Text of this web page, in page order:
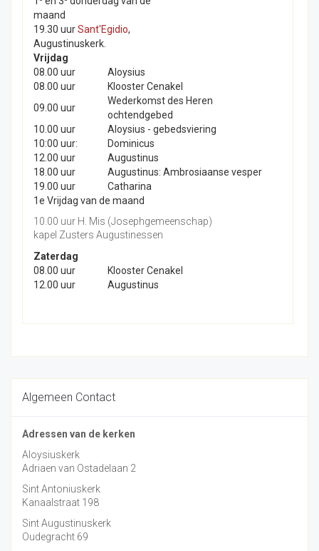
maand
19.30 uurSant'Egidio,
Augustinuskerk.
Vrijdag
08.00 uur
Aloysius
08.00 uur
Klooster Cenakel
09.00 uur
Wederkomst des Heren
ochtendgebed
10.00 uur
Aloysius - gebedsviering
10:00 uur:
Dominicus
12.00 uur
Augustinus
18.00 uur
Augustinus: Ambrosiaanse vesper
19.00 uur
Catharina
1e Vrijdag van de maand
10.00 uur H. Mis (Josephgemeenschap)
kapel Zusters Augustinessen
Zaterdag
08.00 uur
Klooster Cenakel
12.00 uur
Augustinus
Algemeen Contact
Adressen van de kerken
Aloysiuskerk
Adriaen van Ostadelaan 2
Sint Antoniuskerk
Kanaalstraat 198
Sint Augustinuskerk
Oudegracht 69